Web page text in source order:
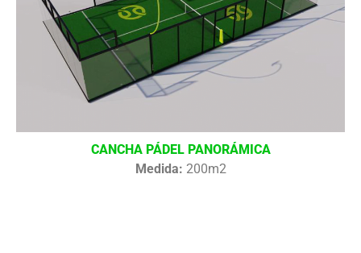
CANCHA PÁDEL PANORÁMICA
Medida: 200m2